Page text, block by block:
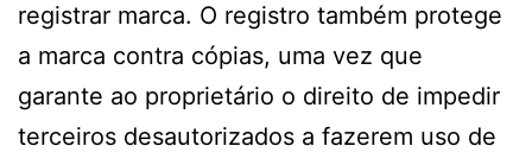
registrar marca. O registro também protege
a marca contra cópias, uma vez que
garante ao proprietário o direito de impedir
terceiros desautorizados a fazerem uso de